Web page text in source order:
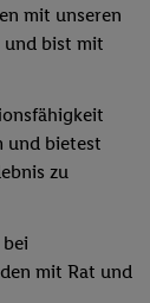
mit unseren
und bist mit
und bietest
zu
mit Rat und